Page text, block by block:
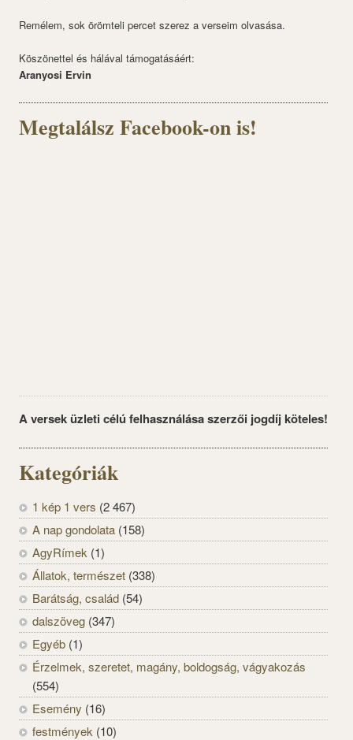
Remélem, sok örömteli percet szerez a verseim olvasása.
Köszönettel és hálával támogatásáért:
Aranyosi Ervin
Megtalálsz Facebook-on is!
A versek üzleti célú felhasználása szerzői jogdíj köteles!
Kategóriák
1 kép 1 vers (2 467)
A nap gondolata (158)
AgyRímek (1)
Állatok, természet (338)
Barátság, család (54)
dalszöveg (347)
Egyéb (1)
Érzelmek, szeretet, magány, boldogság, vágyakozás
(554)
Esemény (16)
festmények (10)